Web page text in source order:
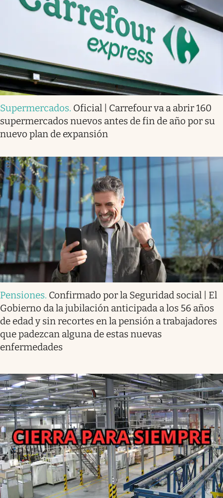
Supermercados. Oficial | Carrefour va a abrir 160
supermercados nuevos antes de fin de año por su
nuevo plan de expansión
Pensiones. Confirmado por la Seguridad social | El
Gobierno da la jubilación anticipada a los 56 años
de edad y sin recortes en la pensión a trabajadores
que padezcan alguna de estas nuevas
enfermedades